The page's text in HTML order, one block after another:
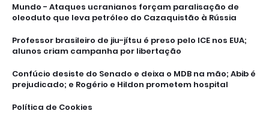
Mundo - Ataques ucranianos forçam paralisação de
oleoduto que leva petróleo do Cazaquistão à Rússia
Professor brasileiro de jiu-jítsu é preso pelo ICE nos EUA;
alunos criam campanha por libertação
Confúcio desiste do Senado e deixa o MDB na mão; Abib é
prejudicado; e Rogério e Hildon prometem hospital
Política de Cookies